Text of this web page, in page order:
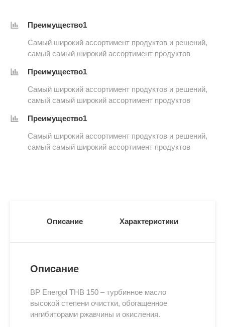
Преимущество1
Самый широкий ассортимент продуктов и решений,
самый самый широкий ассортимент продуктов
Преимущество1
Самый широкий ассортимент продуктов и решений,
самый самый широкий ассортимент продуктов
Преимущество1
Самый широкий ассортимент продуктов и решений,
самый самый широкий ассортимент продуктов
Описание Характеристики
Описание
BP Energol THB 150 – турбинное масло
высокой степени очистки, обогащенное
ингибиторами ржавчины и окисления.